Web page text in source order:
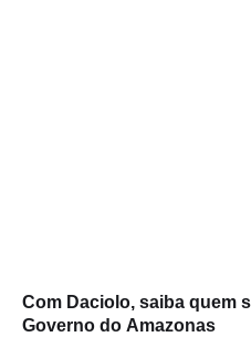
Com Daciolo, saiba quem
Governo do Amazonas